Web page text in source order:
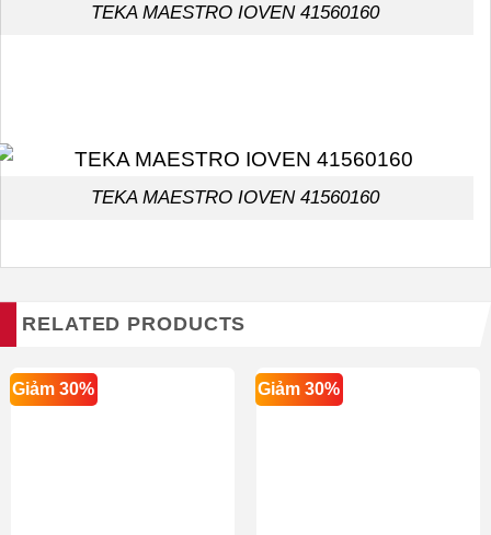
TEKA MAESTRO IOVEN 41560160
TEKA MAESTRO IOVEN 41560160
RELATED PRODUCTS
Giảm 30% Giảm 30%